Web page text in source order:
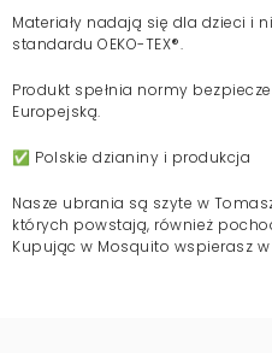
Materiały nadają się dla dzieci i
standardu OEKO-TEX®.
Produkt spełnia normy
Europejską.
✅ Polskie dzianiny i produkcja
Nasze ubrania są szyte w
których powstają, również
Kupując w Mosquito wspierasz